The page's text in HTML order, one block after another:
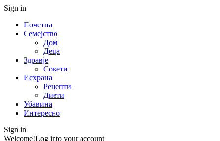
Sign in
Почетна
Семејство
Дом
Деца
Здравје
Совети
Исхрана
Рецепти
Диети
Убавина
Интересно
Sign in
Welcome!Log into your account